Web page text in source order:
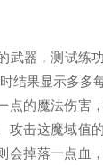
器，测试练
结果显示多多
点的魔法伤害
攻击这魔域值
会掉落一点血